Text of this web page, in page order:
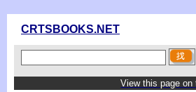
CRTSBOOKS.NET
View this page on